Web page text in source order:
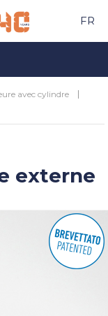
FR
avec cylindre
externe